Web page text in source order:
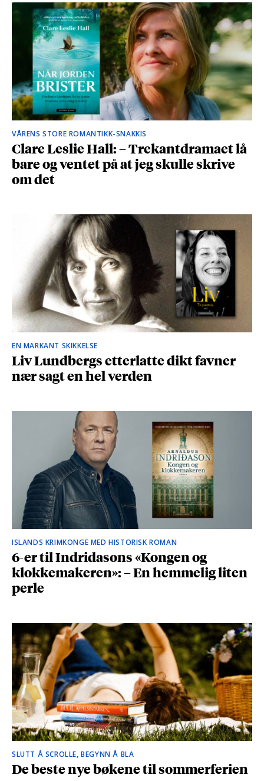
VÅRENS STORE ROMANTIKK-SNAKKIS
Clare Leslie Hall: – Trekantdramaet lå
bare og ventet på at jeg skulle skrive
om det
EN MARKANT SKIKKELSE
Liv Lundbergs etterlatte dikt favner
nær sagt en hel verden
ISLANDS KRIMKONGE MED HISTORISK ROMAN
6-er til Indridasons «Kongen og
klokkemakeren»: – En hemmelig liten
perle
SLUTT Å SCROLLE, BEGYNN Å BLA
De beste nye bøkene til sommerferien